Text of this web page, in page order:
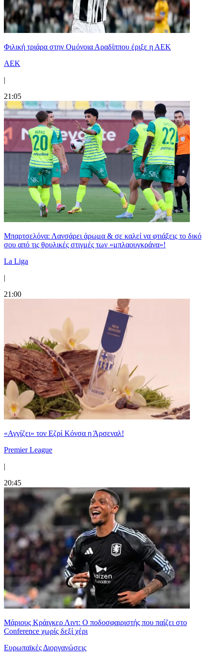
Φιλική τριάρα στην Ομόνοια Αραδίππου έριξε η ΑΕΚ
ΑΕΚ
|
21:05
Μπαρτσελόνα: Λανσάρει άρωμα & σε καλεί να φτιάξεις το δικό
σου από τις θρυλικές στιγμές των «μπλαουγκράνα»!
La Liga
|
21:00
«Αγγίζει» τον Εζρί Κόνσα η Άρσεναλ!
Premier League
|
20:45
Μάριους Κράιγκερ Λιντ: Ο ποδοσφαιριστής που παίζει στο
Conference χωρίς δεξί χέρι
Ευρωπαϊκές Διοργανώσεις